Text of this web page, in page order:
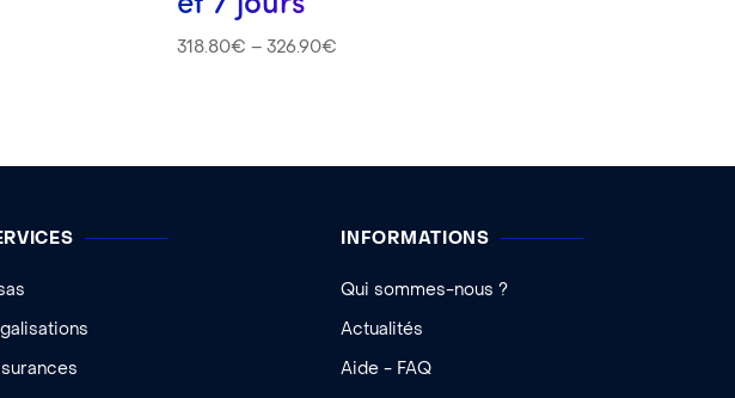
318.80€ –326.90€
INFORMATIONS
Qui sommes-nous ?
Actualités
Aide - FAQ